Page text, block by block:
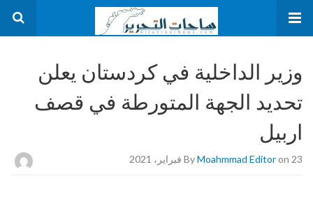
وزير الداخلية في كردستان يعلن
تحديد الجهة المتورطة في قصف
اربيل
ByMoahmmad Editoron 23 فبراير، 2021